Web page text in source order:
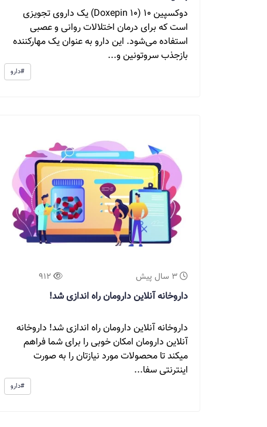
دوکسپین 10 (Doxepin 10) یک داروی تجویزی
است که برای درمان اختلالات روانی و عصبی
استفاده می‌شود. این دارو به عنوان یک مهارکننده
بازجذب سروتونین و...
#دارو
3 سال پیش 912
داروخانه آنلاین دارومان راه اندازی شد!
داروخانه آنلاین دارومان راه اندازی شد! داروخانه
آنلاین دارومان امکان خوبی را برای شما فراهم
میکند تا محصولات مورد نیازتان را به صورت
اینترنتی سفا...
#دارو